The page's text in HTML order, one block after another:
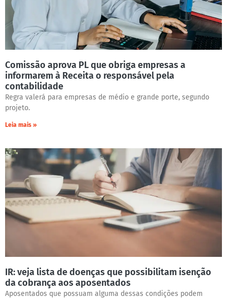
Comissão aprova PL que obriga empresas a
informarem à Receita o responsável pela
contabilidade
Regra valerá para empresas de médio e grande porte, segundo
projeto.
Leia mais »
IR: veja lista de doenças que possibilitam isenção
da cobrança aos aposentados
Aposentados que possuam alguma dessas condições podem